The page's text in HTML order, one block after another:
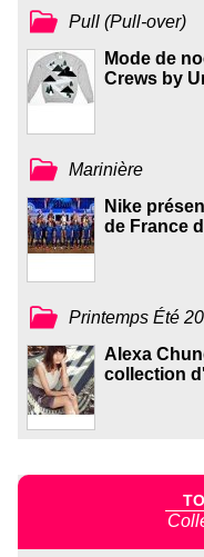
Pull (Pull-over)
Mode de
Crews by
Marinière
Nike
de France
Printemps Été
Alexa
collection